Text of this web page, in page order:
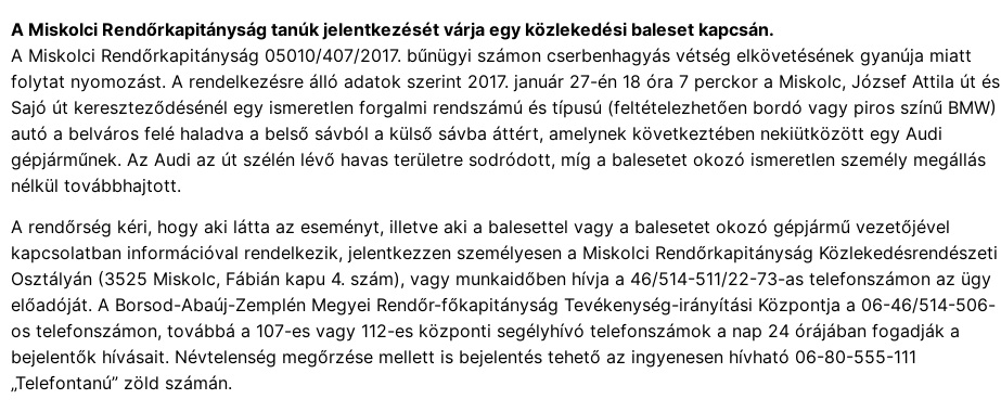
A Miskolci Rendőrkapitányság tanúk jelentkezését várja egy közlekedési baleset kapcsán.
A Miskolci Rendőrkapitányság 05010/407/2017. bűnügyi számon cserbenhagyás vétség elkövetésének gyanúja miatt
folytat nyomozást. A rendelkezésre álló adatok szerint 2017. január 27-én 18 óra 7 perckor a Miskolc, József Attila út és
Sajó út kereszteződésénél egy ismeretlen forgalmi rendszámú és típusú (feltételezhetően bordó vagy piros színű BMW)
autó a belváros felé haladva a belső sávból a külső sávba áttért, amelynek következtében nekiütközött egy Audi
gépjárműnek. Az Audi az út szélén lévő havas területre sodródott, míg a balesetet okozó ismeretlen személy megállás
nélkül továbbhajtott.
A rendőrség kéri, hogy aki látta az eseményt, illetve aki a balesettel vagy a balesetet okozó gépjármű vezetőjével
kapcsolatban információval rendelkezik, jelentkezzen személyesen a Miskolci Rendőrkapitányság Közlekedésrendészeti
Osztályán (3525 Miskolc, Fábián kapu 4. szám), vagy munkaidőben hívja a 46/514-511/22-73-as telefonszámon az ügy
előadóját. A Borsod-Abaúj-Zemplén Megyei Rendőr-főkapitányság Tevékenység-irányítási Központja a 06-46/514-506-
os telefonszámon, továbbá a 107-es vagy 112-es központi segélyhívó telefonszámok a nap 24 órájában fogadják a
bejelentők hívásait. Névtelenség megőrzése mellett is bejelentés tehető az ingyenesen hívható 06-80-555-111
„Telefontanú” zöld számán.